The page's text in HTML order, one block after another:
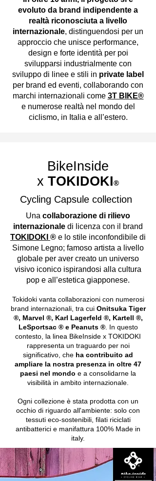
evoluto da brand indipendente a
realtà riconosciuta a livello
internazionale, distinguendosi per un
approccio che unisce performance,
design e forte identità per poi
svilupparsi industrialmente con
sviluppo di linee e stili in private label
per brand ed eventi, collaborando con
marchi internazionali come 3T BIKE®
e numerose realtà nel mondo del
ciclismo, in Italia e all’estero.
BikeInside
x TOKIDOKI®
Cycling Capsule collection
Una collaborazione di rilievo
internazionale di licenza con il brand
TOKIDOKI ® e lo stile inconfondibile di
Simone Legno; famoso artista a livello
globale per aver creato un universo
visivo iconico ispirandosi alla cultura
pop e all’estetica giapponese.
Tokidoki vanta collaborazioni con numerosi
brand internazionali, tra cui Onitsuka Tiger
®, Marvel ®, Karl Lagerfeld ®, Kartell ®,
LeSportsac ® e Peanuts ®. In questo
contesto, la linea BikeInside x TOKIDOKI
rappresenta un traguardo per noi
significativo, che ha contribuito ad
ampliare la nostra presenza in oltre 47
paesi nel mondo e a consolidarne la
visibilità in ambito internazionale.
Ogni collezione è stata prodotta con un
occhio di riguardo all'ambiente: solo con
tessuti eco-sostenibili, filati riciclati
antibatterici e manifattura 100% Made in
italy.